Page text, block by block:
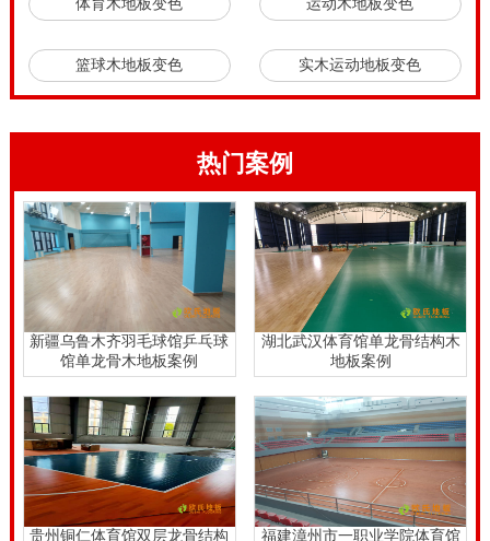
体育木地板变色 运动木地板变色
篮球木地板变色 实木运动地板变色
热门案例
新疆乌鲁木齐羽毛球馆乒乓球
馆单龙骨木地板案例
湖北武汉体育馆单龙骨结构木
地板案例
贵州铜仁体育馆双层龙骨结构
福建漳州市一职业学院体育馆